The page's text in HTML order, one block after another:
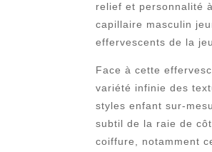
relief et personnalité
capillaire masculin
effervescents de la
Face à cette
variété infinie des
styles enfant sur-
subtil de la raie de
coiffure, notamment